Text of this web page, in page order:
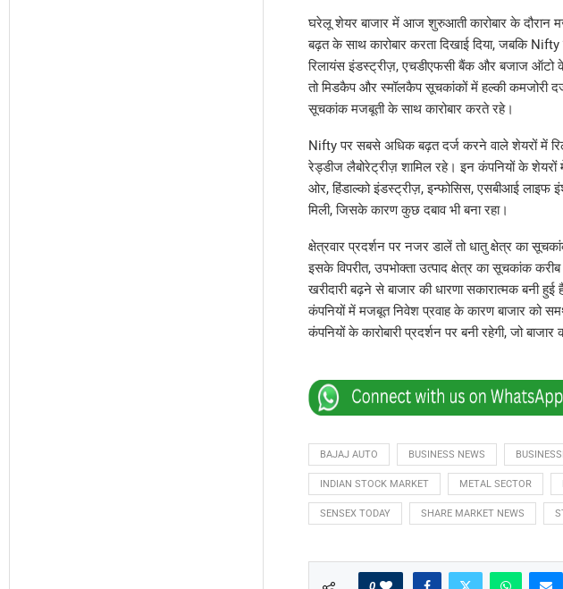
घरेलू शेयर बाजार में आज शुरुआती कारोबार के
बढ़त के साथ कारोबार करता दिखाई दिया, जबकि
रिलायंस इंडस्ट्रीज़, एचडीएफसी बैंक और बजाज ऑटो
तो मिडकैप और स्मॉलकैप सूचकांकों में हल्की कमजोरी
सूचकांक मजबूती के साथ कारोबार करते रहे।
Nifty पर सबसे अधिक बढ़त दर्ज करने वाले शेयरों में
रेड्डीज लैबोरेट्रीज़ शामिल रहे। इन कंपनियों के शेयरों
ओर, हिंडाल्को इंडस्ट्रीज़, इन्फोसिस, एसबीआई लाइफ
मिली, जिसके कारण कुछ दबाव भी बना रहा।
क्षेत्रवार प्रदर्शन पर नजर डालें तो धातु क्षेत्र का
इसके विपरीत, उपभोक्ता उत्पाद क्षेत्र का सूचकांक
खरीदारी बढ़ने से बाजार की धारणा सकारात्मक बनी
कंपनियों में मजबूत निवेश प्रवाह के कारण बाजार को
कंपनियों के कारोबारी प्रदर्शन पर बनी रहेगी, जो
BAJAJ AUTO BUSINESS NEWS
INDIAN STOCK MARKET METAL SECTOR
SENSEX TODAY SHARE MARKET NEWS
0